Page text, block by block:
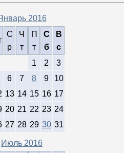
2016
С
р
Ч
т
П
т
С
б
В
с
1
2
3
6 7 8 9
10
13 14 15 16 17
20 21 22 23 24
27 28 29 30 31
Июль 2016